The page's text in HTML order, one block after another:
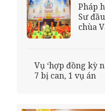
Pháp
Sư
chùa
Vụ ‘hợp đồng kỳ
7 bị can, 1 vụ án